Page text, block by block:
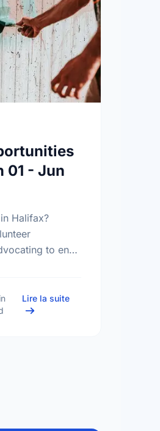
- Jun 21, 2026)
01 - Jun
Halifax?
to end
Lire la suitesur Volunteer